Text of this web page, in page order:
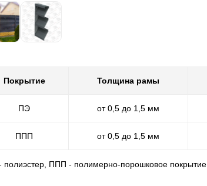
Покрытие Толщина рамы
ПЭ от 0,5 до 1,5 мм
ППП от 0,5 до 1,5 мм
полиэстер, ППП - полимерно-порошковое покрытие